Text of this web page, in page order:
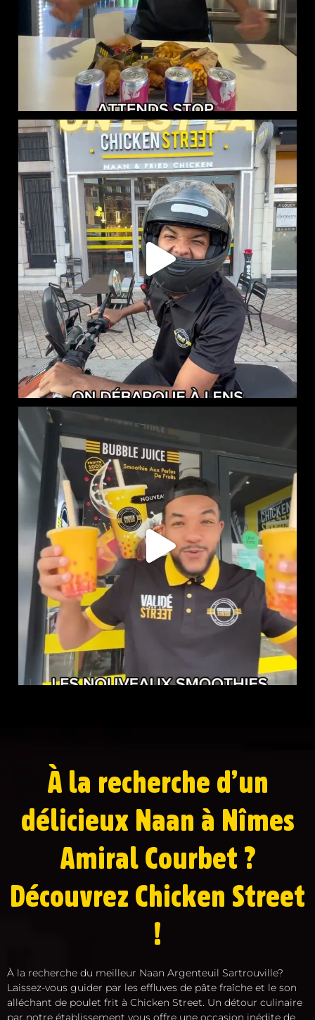
CHICKEN STREET LENS EST LÀ
12 Place...
46 37
NOUVEAUTÉ CHEZ CHICKEN STREET
...
61 0
À la recherche d’un
délicieux Naan à Nîmes
Amiral Courbet ?
Découvrez Chicken Street
!
À la recherche du meilleur Naan Argenteuil Sartrouville?
Laissez-vous guider par les effluves de pâte fraîche et le son
alléchant de poulet frit à Chicken Street. Un détour culinaire
par notre établissement vous offre une occasion inédite de